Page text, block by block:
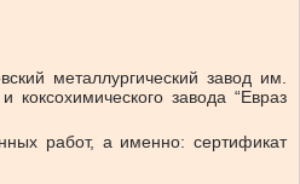
металлургический завод им.
завода “Евраз
работ, а именно: сертификат